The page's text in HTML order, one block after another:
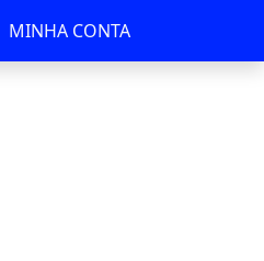
MINHA CONTA